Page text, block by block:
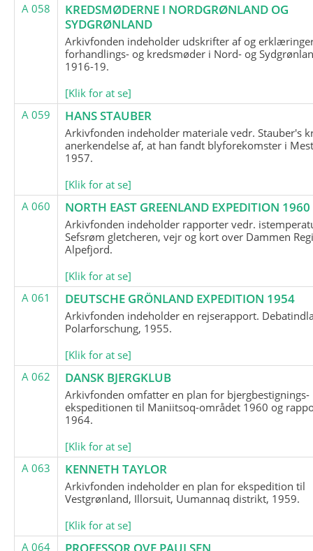
A 058
KREDSMØDERNE I NORDGRØNLAND OG
SYDGRØNLAND
Arkivfonden indeholder udskrifter af og
forhandlings- og kredsmøder i Nord- og
1916-19.
[Klik for at se]
A 059
HANS STAUBER
Arkivfonden indeholder materiale vedr. Stauber's
anerkendelse af, at han fandt blyforekomster i
1957.
[Klik for at se]
A 060
NORTH EAST GREENLAND EXPEDITION 1960
Arkivfonden indeholder rapporter vedr.
Sefsrøm gletcheren, vejr og kort over Dammen
Alpefjord.
[Klik for at se]
A 061
DEUTSCHE GRÖNLAND EXPEDITION 1954
Arkivfonden indeholder en rejserapport.
Polarforschung, 1955.
[Klik for at se]
A 062
DANSK BJERGKLUB
Arkivfonden omfatter en plan for bjergbestignings-
ekspeditionen til Maniitsoq-området 1960 og
1964.
[Klik for at se]
A 063
KENNETH TAYLOR
Arkivfonden indeholder en plan for ekspedition til
Vestgrønland, Illorsuit, Uumannaq distrikt, 1959.
[Klik for at se]
A 064
PROFESSOR OVE PAULSEN